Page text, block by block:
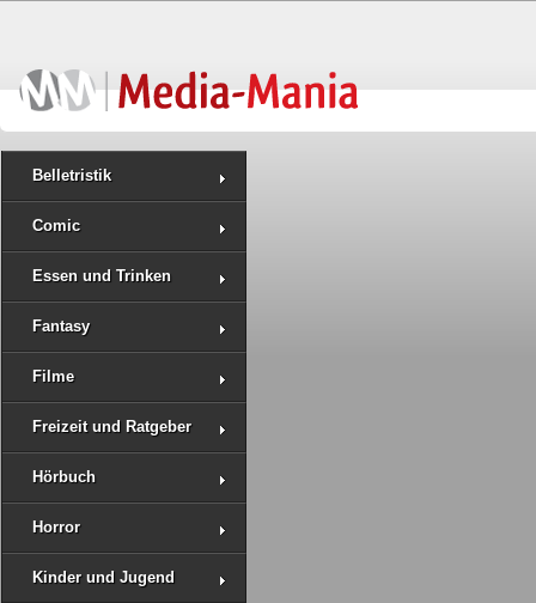
Belletristik
Comic
Essen und Trinken
Fantasy
Filme
Freizeit und Ratgeber
Hörbuch
Horror
Kinder und Jugend